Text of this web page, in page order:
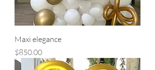
Maxi elegance
Precio
$850.00Send us a message
Online
💬 Start a conversation...